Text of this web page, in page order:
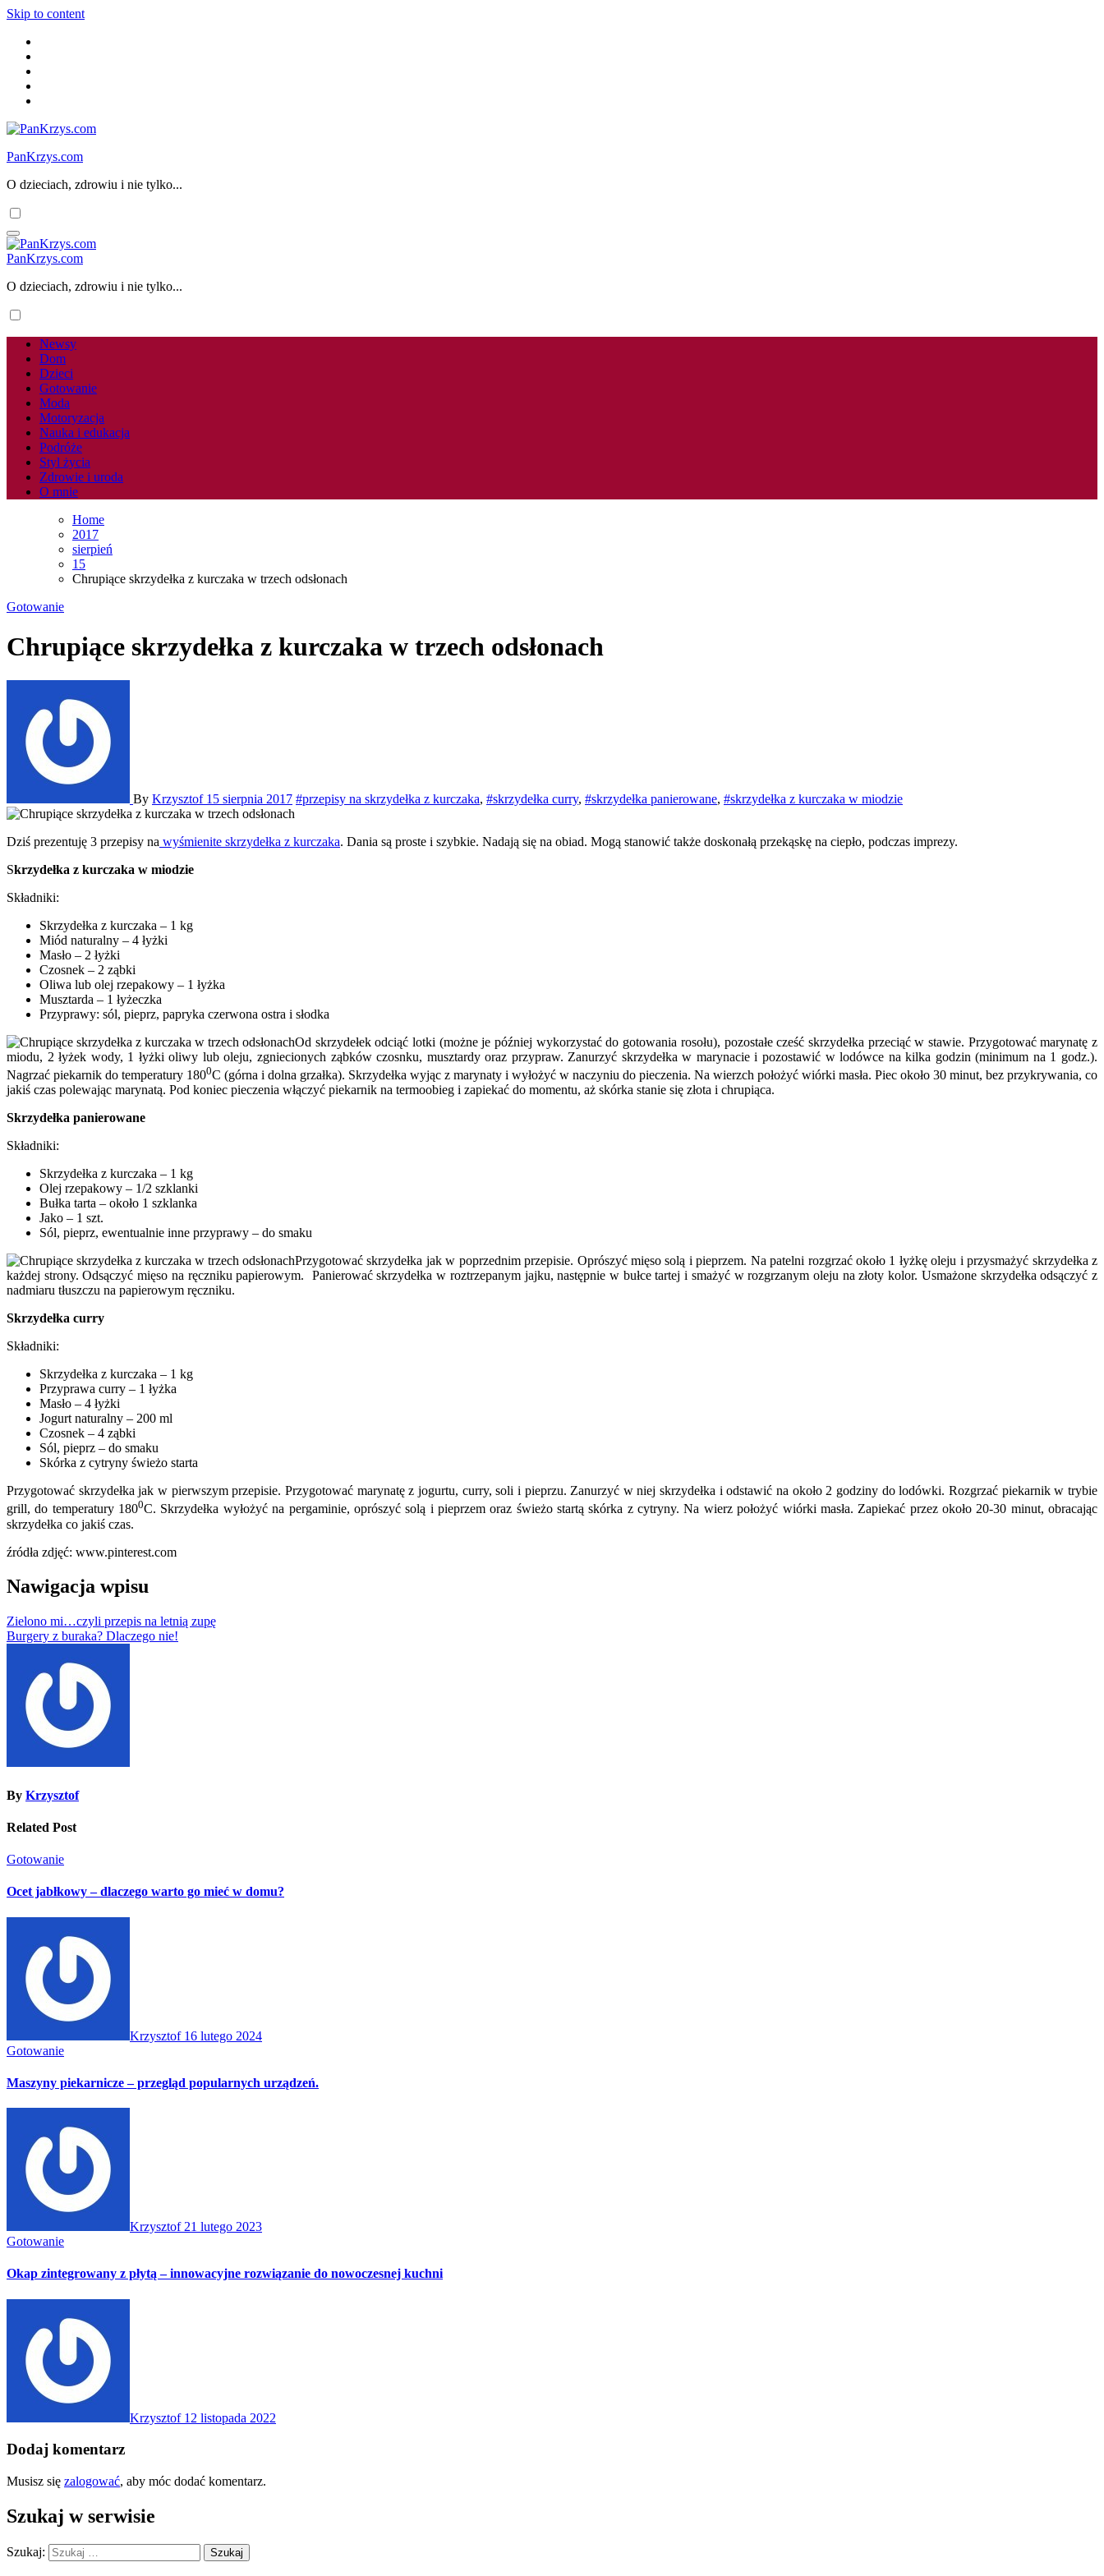
Skip to content
PanKrzys.com
O dzieciach, zdrowiu i nie tylko...
PanKrzys.com
O dzieciach, zdrowiu i nie tylko...
Newsy
Dom
Dzieci
Gotowanie
Moda
Motoryzacja
Nauka i edukacja
Podróże
Styl życia
Zdrowie i uroda
O mnie
Home
2017
sierpień
15
Chrupiące skrzydełka z kurczaka w trzech odsłonach
Gotowanie
Chrupiące skrzydełka z kurczaka w trzech odsłonach
By Krzysztof 15 sierpnia 2017 #przepisy na skrzydełka z kurczaka, #skrzydełka curry, #skrzydełka panierowane, #skrzydełka z kurczaka w miodzie
Dziś prezentuję 3 przepisy na wyśmienite skrzydełka z kurczaka. Dania są proste i szybkie. Nadają się na obiad. Mogą stanowić także doskonałą przekąskę na ciepło, podczas imprezy.
Skrzydełka z kurczaka w miodzie
Składniki:
Skrzydełka z kurczaka – 1 kg
Miód naturalny – 4 łyżki
Masło – 2 łyżki
Czosnek – 2 ząbki
Oliwa lub olej rzepakowy – 1 łyżka
Musztarda – 1 łyżeczka
Przyprawy: sól, pieprz, papryka czerwona ostra i słodka
Od skrzydełek odciąć lotki (możne je później wykorzystać do gotowania rosołu), pozostałe cześć skrzydełka przeciąć w stawie. Przygotować marynatę z
miodu, 2 łyżek wody, 1 łyżki oliwy lub oleju, zgniecionych ząbków czosnku, musztardy oraz przypraw. Zanurzyć skrzydełka w marynacie i pozostawić w lodówce na kilka godzin (minimum na 1 godz.).
Nagrzać piekarnik do temperatury 1800C (górna i dolna grzałka). Skrzydełka wyjąc z marynaty i wyłożyć w naczyniu do pieczenia. Na wierzch położyć wiórki masła. Piec około 30 minut, bez przykrywania, co
jakiś czas polewając marynatą. Pod koniec pieczenia włączyć piekarnik na termoobieg i zapiekać do momentu, aż skórka stanie się złota i chrupiąca.
Skrzydełka panierowane
Składniki:
Skrzydełka z kurczaka – 1 kg
Olej rzepakowy – 1/2 szklanki
Bułka tarta – około 1 szklanka
Jako – 1 szt.
Sól, pieprz, ewentualnie inne przyprawy – do smaku
Przygotować skrzydełka jak w poprzednim przepisie. Oprószyć mięso solą i pieprzem. Na patelni rozgrzać około 1 łyżkę oleju i przysmażyć skrzydełka z
każdej strony. Odsączyć mięso na ręczniku papierowym. Panierować skrzydełka w roztrzepanym jajku, następnie w bułce tartej i smażyć w rozgrzanym oleju na złoty kolor. Usmażone skrzydełka odsączyć z
nadmiaru tłuszczu na papierowym ręczniku.
Skrzydełka curry
Składniki:
Skrzydełka z kurczaka – 1 kg
Przyprawa curry – 1 łyżka
Masło – 4 łyżki
Jogurt naturalny – 200 ml
Czosnek – 4 ząbki
Sól, pieprz – do smaku
Skórka z cytryny świeżo starta
Przygotować skrzydełka jak w pierwszym przepisie. Przygotować marynatę z jogurtu, curry, soli i pieprzu. Zanurzyć w niej skrzydełka i odstawić na około 2 godziny do lodówki. Rozgrzać piekarnik w trybie
grill, do temperatury 1800C. Skrzydełka wyłożyć na pergaminie, oprószyć solą i pieprzem oraz świeżo startą skórka z cytryny. Na wierz położyć wiórki masła. Zapiekać przez około 20-30 minut, obracając
skrzydełka co jakiś czas.
źródła zdjęć: www.pinterest.com
Nawigacja wpisu
Zielono mi…czyli przepis na letnią zupę
Burgery z buraka? Dlaczego nie!
By Krzysztof
Related Post
Gotowanie
Ocet jabłkowy – dlaczego warto go mieć w domu?
Krzysztof 16 lutego 2024
Gotowanie
Maszyny piekarnicze – przegląd popularnych urządzeń.
Krzysztof 21 lutego 2023
Gotowanie
Okap zintegrowany z płytą – innowacyjne rozwiązanie do nowoczesnej kuchni
Krzysztof 12 listopada 2022
Dodaj komentarz
Musisz się zalogować, aby móc dodać komentarz.
Szukaj w serwisie
Szukaj: